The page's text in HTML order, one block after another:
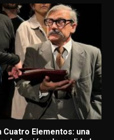
Cuatro Elementos: una